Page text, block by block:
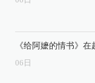
《给阿嬷的情书》在
06 日